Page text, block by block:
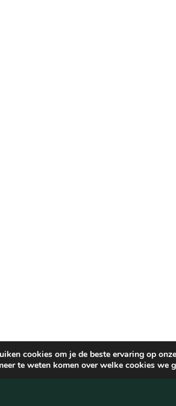
cookies om je de beste ervaring op
te weten komen over welke cookies we